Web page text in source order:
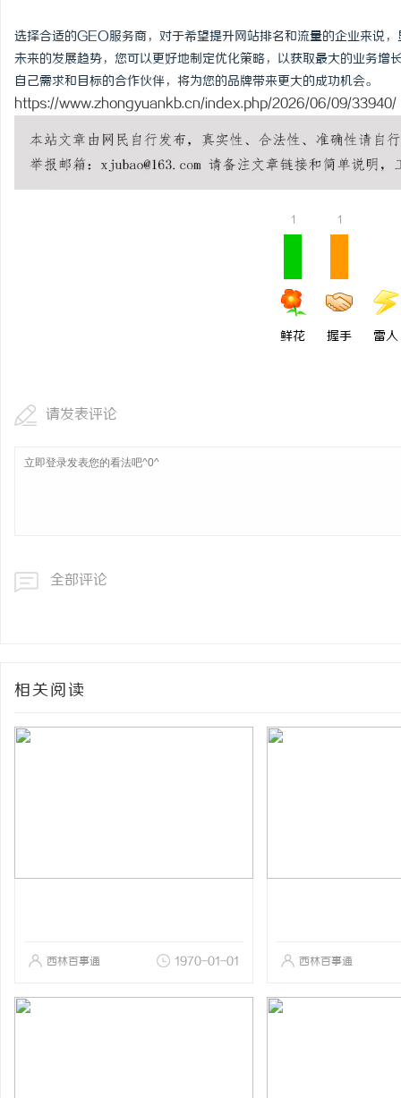
选择合适的GEO服务商，对于希望提升网站排名和流量的企业来说
未来的发展趋势，您可以更好地制定优化策略，以获取最大的业务
自己需求和目标的合作伙伴，将为您的品牌带来更大的成功机会。
https://www.zhongyuankb.cn/index.php/2026/06/09/33940/
1
鲜花
1
握手 雷人
请发表评论
全部评论
相关阅读
西林百事通 1970-01-01 西林百事通